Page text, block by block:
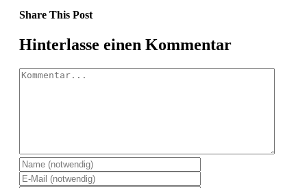
Share This Post
Facebook
X
LinkedIn
Pinterest
Hinterlasse einen Kommentar
Kommentar